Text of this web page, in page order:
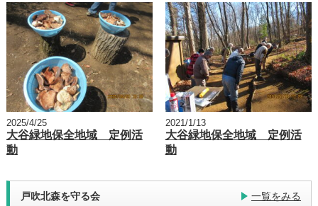
2025/4/25
大谷緑地保全地域 定例活
動
2021/1/13
大谷緑地保全地域 定例活
動
戸吹北森を守る会 一覧をみる